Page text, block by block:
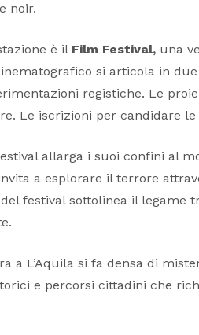
noir.
è il Film Festival, una
si articola in
registiche. Le
Le iscrizioni per candidare
allarga i suoi confini al
a esplorare il terrore
del festival sottolinea il
a L’Aquila si fa densa di
e percorsi cittadini che